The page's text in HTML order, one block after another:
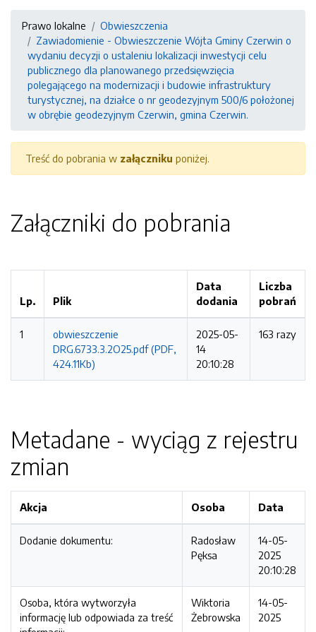
Prawo lokalne
Obwieszczenia
Zawiadomienie - Obwieszczenie Wójta Gminy Czerwin o
wydaniu decyzji o ustaleniu lokalizacji inwestycji celu
publicznego dla planowanego przedsięwzięcia
polegającego na modernizacji i budowie infrastruktury
turystycznej, na działce o nr geodezyjnym 500/6 położonej
w obrębie geodezyjnym Czerwin, gmina Czerwin.
Treść do pobrania w załączniku poniżej.
Załączniki do pobrania
Lp. Plik
Data
dodania
Liczba
pobrań
1
obwieszczenie
DRG.6733.3.2O25.pdf (PDF,
424.11Kb)
2025-05-
14
20:10:28
163 razy
Metadane - wyciąg z rejestru
zmian
Akcja Osoba Data
Dodanie dokumentu:
Radosław
Pęksa
14-05-
2025
20:10:28
Osoba, która wytworzyła
informację lub odpowiada za treść
Wiktoria
Żebrowska
14-05-
2025